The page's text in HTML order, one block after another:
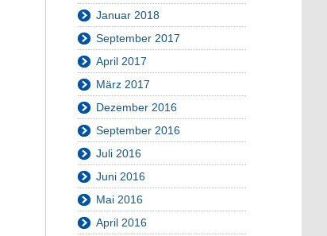
Januar 2018
September 2017
April 2017
März 2017
Dezember 2016
September 2016
Juli 2016
Juni 2016
Mai 2016
April 2016